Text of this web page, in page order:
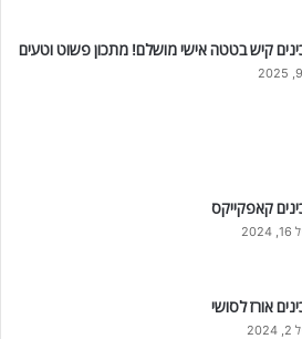
קיש בטטה אישי מושלם! מתכון פשוט וטעים
קאפקייקס
אורז לסושי